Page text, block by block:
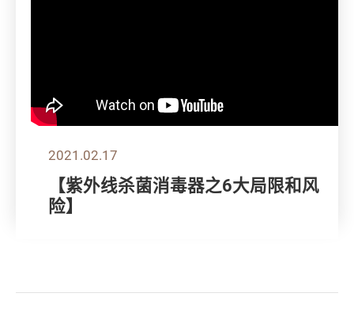
2021.02.17
【紫外线杀菌消毒器之6大局限和风
险】